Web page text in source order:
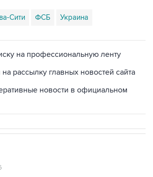
Сити ФСБ Украина
на профессиональную ленту
рассылку главных новостей сайта
новости в официальном